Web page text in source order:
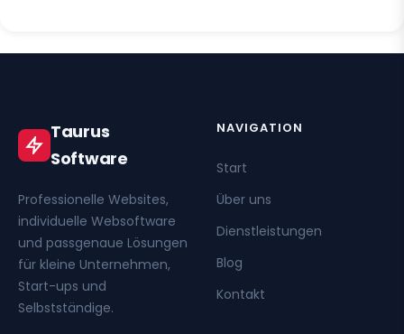
Taurus
Software
Professionelle Websites,
individuelle Websoftware
und passgenaue Lösungen
für kleine Unternehmen,
Start-ups und
Selbstständige.
NAVIGATION
Start
Über uns
Dienstleistungen
Blog
Kontakt